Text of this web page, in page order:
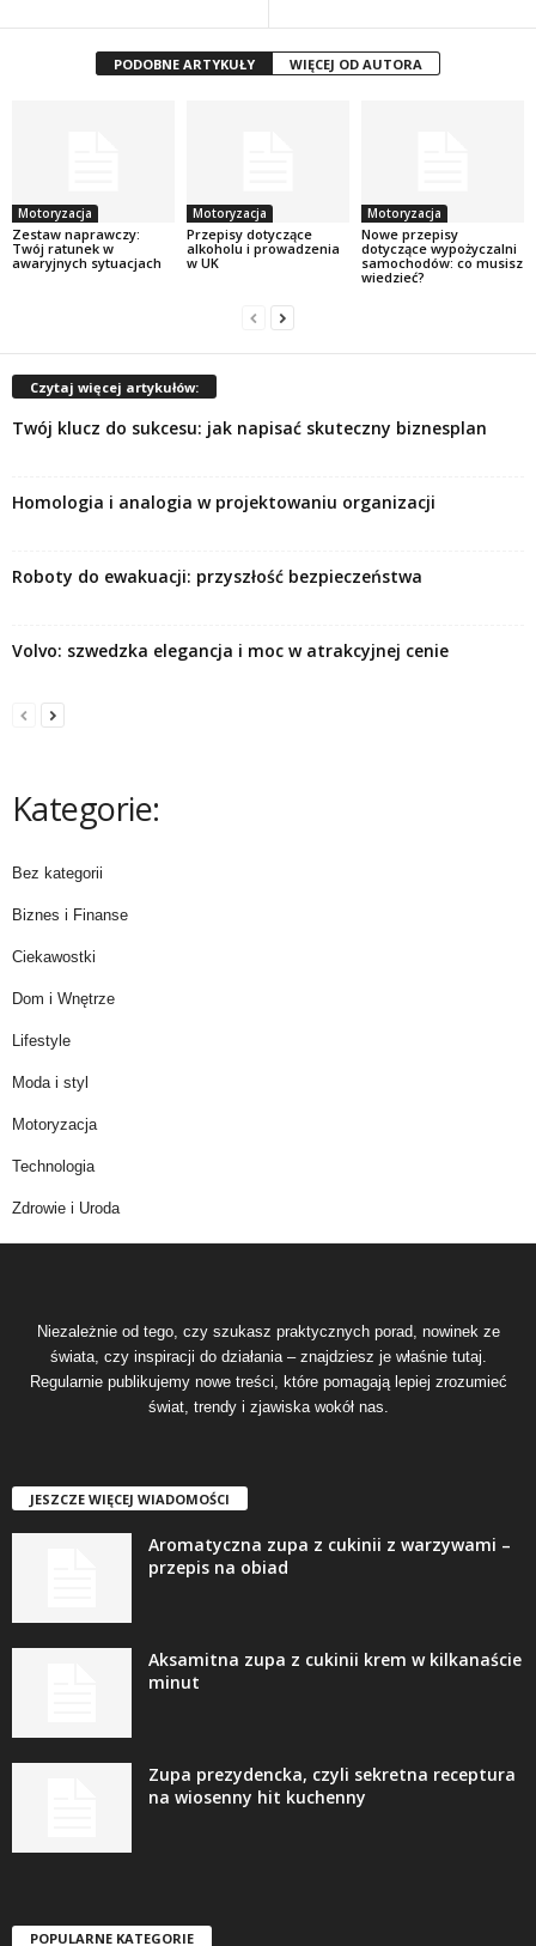
PODOBNE ARTYKUŁY WIĘCEJ OD AUTORA
Motoryzacja
Zestaw naprawczy:
Twój ratunek w
awaryjnych sytuacjach
Motoryzacja
Przepisy dotyczące
alkoholu i prowadzenia
w UK
Motoryzacja
Nowe przepisy
dotyczące wypożyczalni
samochodów: co musisz
wiedzieć?
Czytaj więcej artykułów:
Twój klucz do sukcesu: jak napisać skuteczny biznesplan
Homologia i analogia w projektowaniu organizacji
Roboty do ewakuacji: przyszłość bezpieczeństwa
Volvo: szwedzka elegancja i moc w atrakcyjnej cenie
Kategorie:
Bez kategorii
Biznes i Finanse
Ciekawostki
Dom i Wnętrze
Lifestyle
Moda i styl
Motoryzacja
Technologia
Zdrowie i Uroda
Niezależnie od tego, czy szukasz praktycznych porad, nowinek ze
świata, czy inspiracji do działania – znajdziesz je właśnie tutaj.
Regularnie publikujemy nowe treści, które pomagają lepiej zrozumieć
świat, trendy i zjawiska wokół nas.
JESZCZE WIĘCEJ WIADOMOŚCI
Aromatyczna zupa z cukinii z warzywami –
przepis na obiad
Aksamitna zupa z cukinii krem w kilkanaście
minut
Zupa prezydencka, czyli sekretna receptura
na wiosenny hit kuchenny
POPULARNE KATEGORIE